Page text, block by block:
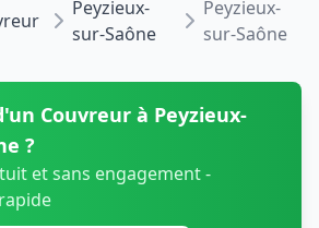
Peyzieux-
sur-Saône
Peyzieux-
sur-Saône
Couvreur à Peyzieux-
?
et sans engagement -